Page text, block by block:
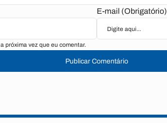
E-mail (Obrigatório)
próxima vez que eu comentar.
Publicar Comentário